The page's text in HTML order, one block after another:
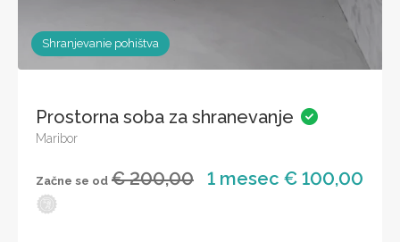
Shranjevanie pohištva
Prostorna soba za shranevanje
Maribor
Začne se od € 200,00 1 mesec € 100,00